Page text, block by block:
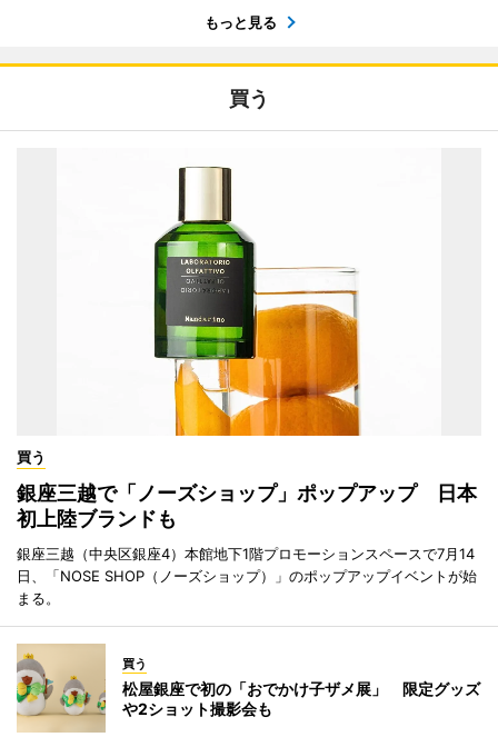
もっと見る
買う
買う
銀座三越で「ノーズショップ」ポップアップ 日本
初上陸ブランドも
銀座三越（中央区銀座4）本館地下1階プロモーションスペースで7月14
日、「NOSE SHOP（ノーズショップ）」のポップアップイベントが始
まる。
買う
松屋銀座で初の「おでかけ子ザメ展」 限定グッズ
や2ショット撮影会も